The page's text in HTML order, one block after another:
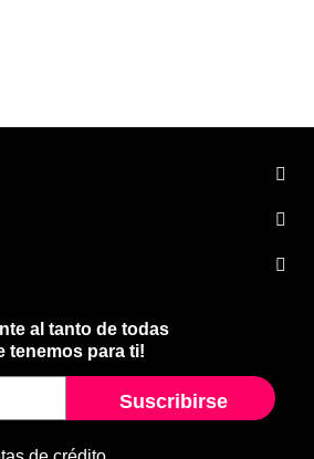
al tanto de todas
tenemos para ti!
Suscribirse